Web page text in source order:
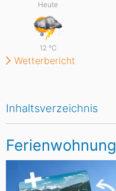
Inhaltsverzeichnis
Ferienwohnung
Heute
12 °C
Wetterbericht